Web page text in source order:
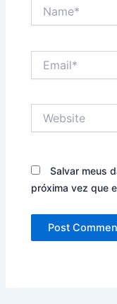
Salvar meus
próxima vez que